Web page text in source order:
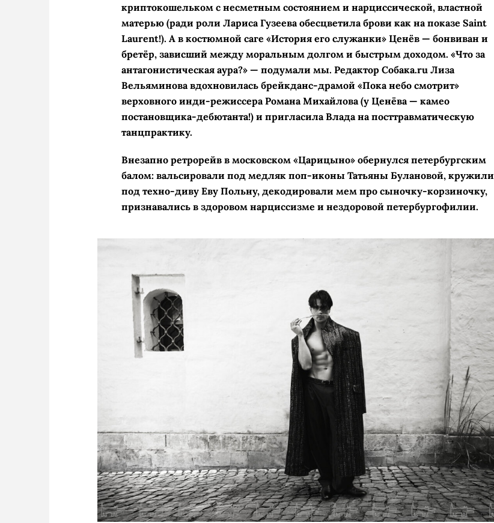
криптокошельком с несметным состоянием и нарциссической, властной
матерью (ради роли Лариса Гузеева обесцветила брови как на показе Saint
Laurent!). А в костюмной саге «История его служанки» Ценёв — бонвиван и
бретёр, зависший между моральным долгом и быстрым доходом. «Что за
антагонистическая аура?» — подумали мы. Редактор Собака.ru Лиза
Вельяминова вдохновилась брейкданс-­драмой «Пока небо смотрит»
верховного инди-режиссера Романа Михайлова (у Ценёва — камео
постановщика-дебютанта!) и пригласила Влада на посттравматическую
танцпрактику.
Внезапно ретрорейв в московском «Царицыно» обернулся петербургским
балом: вальсировали под медляк поп-иконы Татьяны Булановой, кружили
под техно-диву Еву Польну, декодировали мем про сыночку-­корзиночку,
признавались в здоровом нарциссизме и нездоровой петербургофилии.